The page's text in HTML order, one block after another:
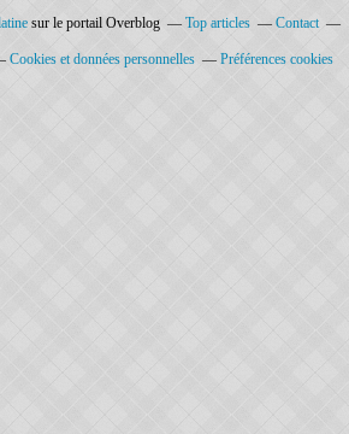
sur le portail Overblog Top articles Contact
Cookies et données personnelles Préférences cookies